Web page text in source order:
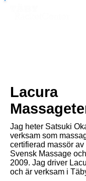
Lacura
Jag heter Satsuki
verksam som
certifierad massör
Svensk Massage
2009. Jag driver
och är verksam i